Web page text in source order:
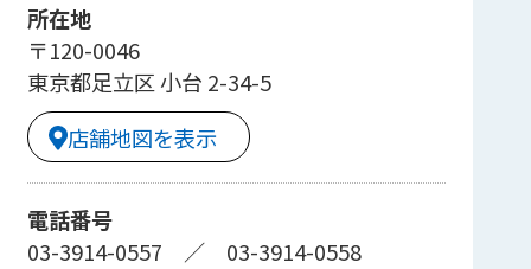
所在地
〒120-0046
東京都足立区 小台 2-34-5
店舗地図を表示
電話番号
03-3914-0557 ／ 03-3914-0558